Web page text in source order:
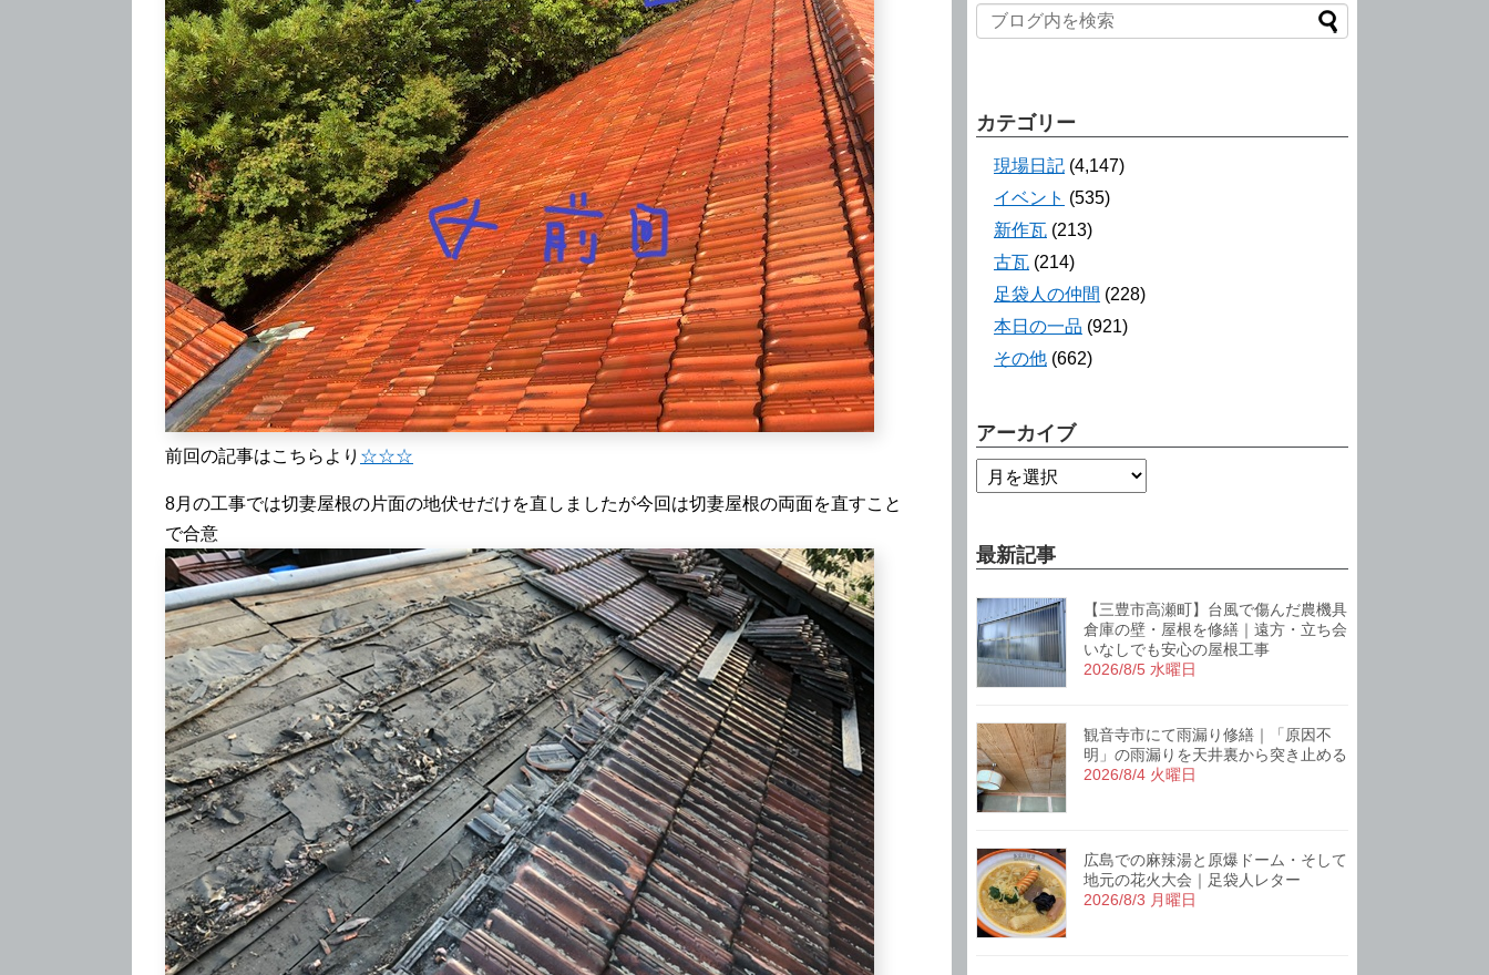
前回の記事はこちらより ☆☆☆
8月の工事では切妻屋根の片面の地伏せだけを直しましたが今回は切妻屋根の両面を直すこと
で合意
カテゴリー
現場日記 (4,147)
イベント (535)
新作瓦 (213)
古瓦 (214)
足袋人の仲間 (228)
本日の一品 (921)
その他 (662)
アーカイブ
最新記事
【三豊市高瀬町】台風で傷んだ農機具
倉庫の壁・屋根を修繕｜遠方・立ち会
いなしでも安心の屋根工事
2026/8/5 水曜日
観音寺市にて雨漏り修繕｜「原因不
明」の雨漏りを天井裏から突き止める
2026/8/4 火曜日
広島での麻辣湯と原爆ドーム・そして
地元の花火大会｜足袋人レター
2026/8/3 月曜日